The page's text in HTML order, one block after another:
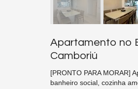
Apartamento no
Camboriú
[PRONTO PARA MORAR]
banheiro social, cozinha